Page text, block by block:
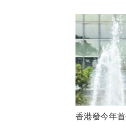
香港發今年